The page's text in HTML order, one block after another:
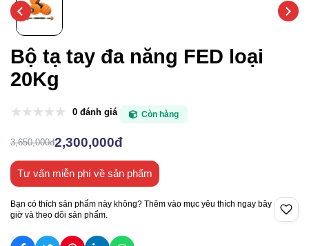
Bộ tạ tay đa năng FED loại
20Kg
0 đánh giá Còn hàng
3,650,000đ2,300,000đ
Tư vấn miễn phí về sản phẩm
Bạn có thích sản phẩm này không? Thêm vào mục yêu thích ngay bây
giờ và theo dõi sản phẩm.